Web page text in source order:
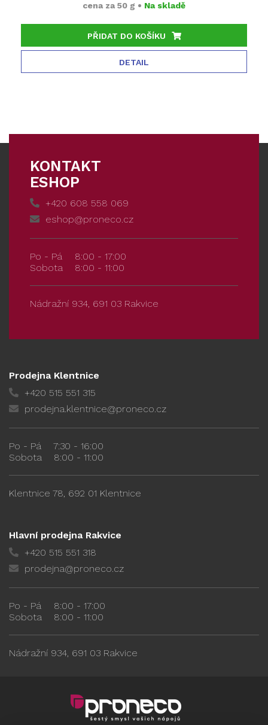
cena za 50 g • Na skladě
PŘIDAT DO KOŠÍKU
DETAIL
KONTAKT
ESHOP
+420 608 558 069
eshop@proneco.cz
Po - Pá
8:00 - 17:00
Sobota
8:00 - 11:00
Nádražní 934, 691 03 Rakvice
Prodejna Klentnice
+420 515 551 315
prodejna.klentnice@proneco.cz
Po - Pá
7:30 - 16:00
Sobota
8:00 - 11:00
Klentnice 78, 692 01 Klentnice
Hlavní prodejna Rakvice
+420 515 551 318
prodejna@proneco.cz
Po - Pá
8:00 - 17:00
Sobota
8:00 - 11:00
Nádražní 934, 691 03 Rakvice